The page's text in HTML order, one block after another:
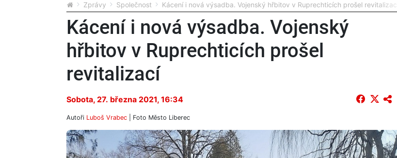
Zprávy Společnost Kácení i nová výsadba. Vojenský hřbitov v Ruprechticích prošel revitalizací
Kácení i nová výsadba. Vojenský
hřbitov v Ruprechticích prošel
revitalizací
Sobota, 27. března 2021, 16:34
Autoři Luboš Vrabec | Foto Město Liberec